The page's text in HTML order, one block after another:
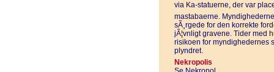
via Ka-statuerne, der var
mastabaerne.
sÃ¸rgede for den korrekte
jÃ¦vnligt gravene. Tider med
risikoen for myndighedernes
plyndret.
Nekropolis